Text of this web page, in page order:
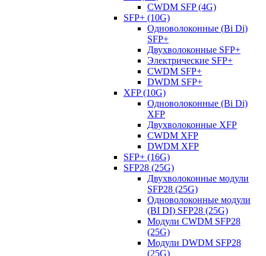
CWDM SFP (4G)
SFP+ (10G)
Одноволоконные (Bi Di)
SFP+
Двухволоконные SFP+
Электрические SFP+
CWDM SFP+
DWDM SFP+
XFP (10G)
Одноволоконные (Bi Di)
XFP
Двухволоконные XFP
CWDM XFP
DWDM XFP
SFP+ (16G)
SFP28 (25G)
Двухволоконные модули
SFP28 (25G)
Одноволоконные модули
(BI DI) SFP28 (25G)
Модули CWDM SFP28
(25G)
Модули DWDM SFP28
(25G)